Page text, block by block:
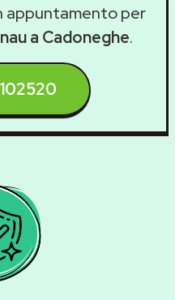
appuntamento per
a Cadoneghe.